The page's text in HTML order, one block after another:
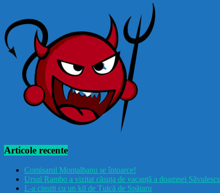
Articole recente
Comisarul Montalbanu se întoarce!
Ursul Rambo a vizitat căsuța de vacanță a doamnei
L-a cinstit cu un kil de Țuică de Spătaru